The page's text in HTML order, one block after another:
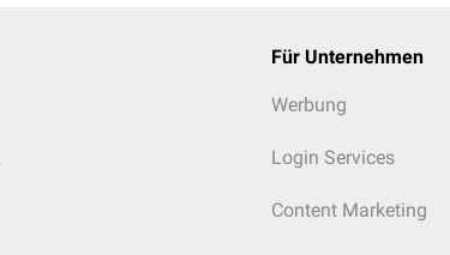
Für Unternehmen
Werbung
Login Services
Content Marketing